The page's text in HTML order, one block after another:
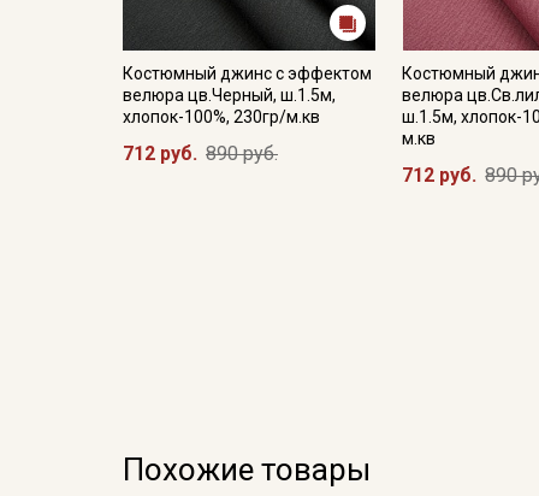
Костюмный джинс с эффектом
велюра цв.Черный, ш.1.5м,
хлопок-100%, 230гр/м.кв
712 руб. 890 руб.
Костюмный
велюра
ш.1.5м, хлопок-
м.кв
712 руб. 890
Похожие товары